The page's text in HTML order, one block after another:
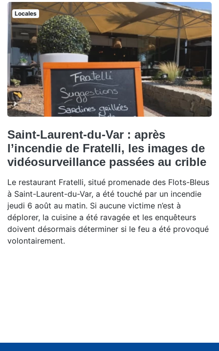
Locales
Saint-Laurent-du-Var : après
l’incendie de Fratelli, les images de
vidéosurveillance passées au crible
Le restaurant Fratelli, situé promenade des Flots-Bleus
à Saint-Laurent-du-Var, a été touché par un incendie
jeudi 6 août au matin. Si aucune victime n’est à
déplorer, la cuisine a été ravagée et les enquêteurs
doivent désormais déterminer si le feu a été provoqué
volontairement.